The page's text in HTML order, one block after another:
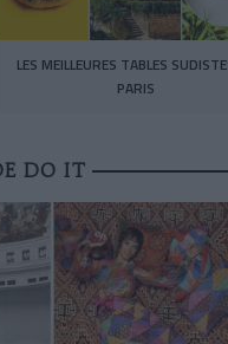
LES MEILLEURES TABLES
PARIS
DO IT